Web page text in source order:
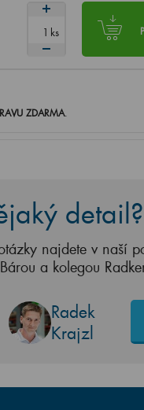
ks
ZDARMA.
detail?
najdete v naší
a kolegou
Radek
Krajzl